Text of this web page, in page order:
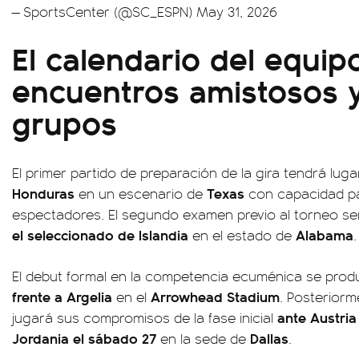
— SportsCenter (@SC_ESPN) May 31, 2026
El calendario del
encuentros amistosos
grupos
El primer partido de preparación de la gira tendrá
Honduras en un escenario de Texas con capacidad
espectadores. El segundo examen previo al torneo
el seleccionado de Islandia en el estado de Alabama.
El debut formal en la competencia ecuménica se
frente a Argelia en el Arrowhead Stadium.
jugará sus compromisos de la fase inicial ante
Jordania el sábado 27 en la sede de Dallas.